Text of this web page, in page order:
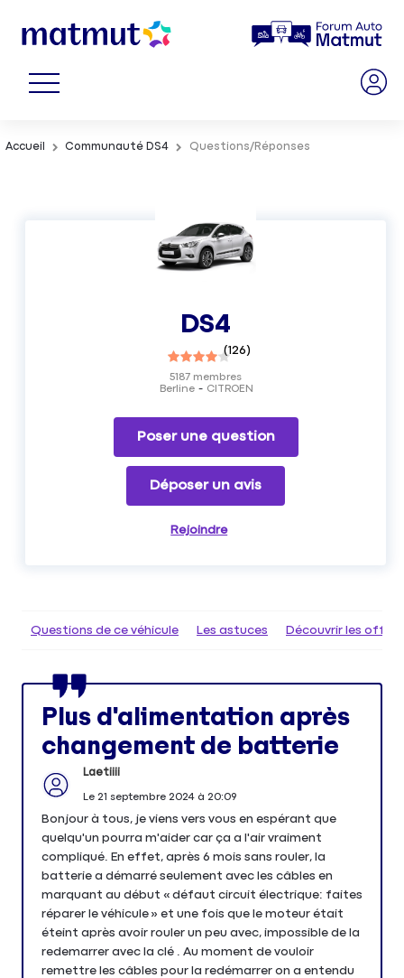
Accueil Communauté DS4 Questions/Réponses
DS4
(126)
Berline CITROEN
5187 membres
Poser une question
Déposer un avis
Rejoindre
Questions de ce véhicule Les astuces Découvrir les
Plus d'alimentation après
changement de batterie
Laetiiii
Le 21 septembre 2024à 20:09
Bonjour à tous, je viens vers vous en espérant que
quelqu'un pourra m'aider car ça a l'air vraiment
compliqué. En effet, après 6 mois sans rouler, la
batterie a démarré seulement avec les câbles en
marquant au début « défaut circuit électrique: faites
réparer le véhicule » et une fois que le moteur était
éteint après avoir rouler un peu avec, impossible de la
redemarrer avec la clé . Au moment de vouloir
remettre les câbles pour la redémarrer on a entendu